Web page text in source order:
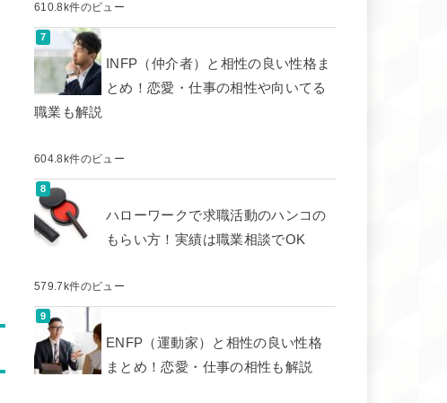
610.8k件のビュー
INFP（仲介者）と相性の良い性格ま
とめ！恋愛・仕事の相性や向いてる
職業も解説
604.8k件のビュー
ハローワークで求職活動のハンコの
もらい方！実績は職業相談でOK
579.7k件のビュー
ENFP（運動家）と相性の良い性格
まとめ！恋愛・仕事の相性も解説